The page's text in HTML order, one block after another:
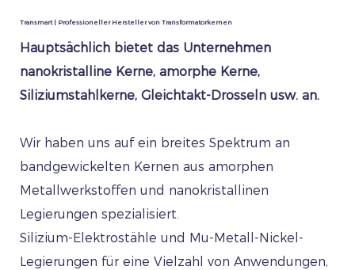
Transmart | Professioneller Hersteller von Transformatorkernen
Hauptsächlich bietet das Unternehmen
nanokristalline Kerne, amorphe Kerne,
Siliziumstahlkerne, Gleichtakt-Drosseln usw. an.
Wir haben uns auf ein breites Spektrum an
bandgewickelten Kernen aus amorphen
Metallwerkstoffen und nanokristallinen
Legierungen spezialisiert.
Silizium-Elektrostähle und Mu-Metall-Nickel-
Legierungen für eine Vielzahl von Anwendungen,